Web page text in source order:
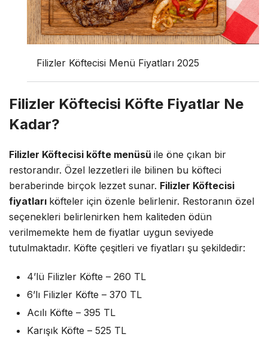
Filizler Köftecisi Menü Fiyatları 2025
Filizler Köftecisi Köfte Fiyatlar Ne
Kadar?
Filizler Köftecisi köfte menüsü ile öne çıkan bir
restorandır. Özel lezzetleri ile bilinen bu köfteci
beraberinde birçok lezzet sunar. Filizler Köftecisi
fiyatları köfteler için özenle belirlenir. Restoranın özel
seçenekleri belirlenirken hem kaliteden ödün
verilmemekte hem de fiyatlar uygun seviyede
tutulmaktadır. Köfte çeşitleri ve fiyatları şu şekildedir:
4’lü Filizler Köfte – 260 TL
6’lı Filizler Köfte – 370 TL
Acılı Köfte – 395 TL
Karışık Köfte – 525 TL